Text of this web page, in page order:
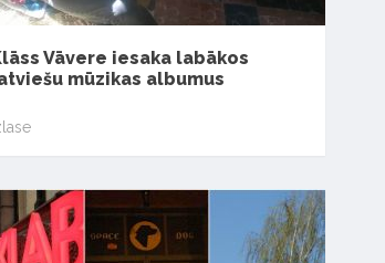
Vāvere iesaka labākos
mūzikas albumus